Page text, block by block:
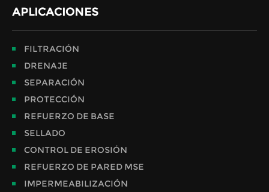
APLICACIONES
FILTRACIÓN
DRENAJE
SEPARACIÓN
PROTECCIÓN
REFUERZO DE BASE
SELLADO
CONTROL DE EROSIÓN
REFUERZO DE PARED MSE
IMPERMEABILIZACIÓN